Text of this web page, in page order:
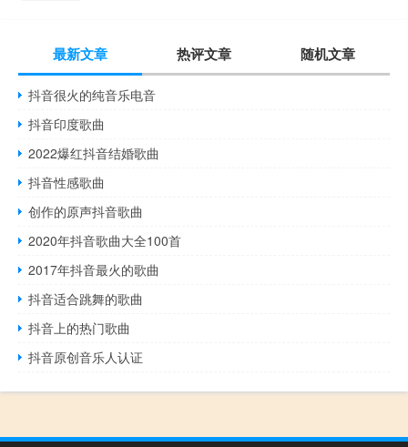
最新文章 热评文章 随机文章
抖音很火的纯音乐电音
抖音印度歌曲
2022爆红抖音结婚歌曲
抖音性感歌曲
创作的原声抖音歌曲
2020年抖音歌曲大全100首
2017年抖音最火的歌曲
抖音适合跳舞的歌曲
抖音上的热门歌曲
抖音原创音乐人认证